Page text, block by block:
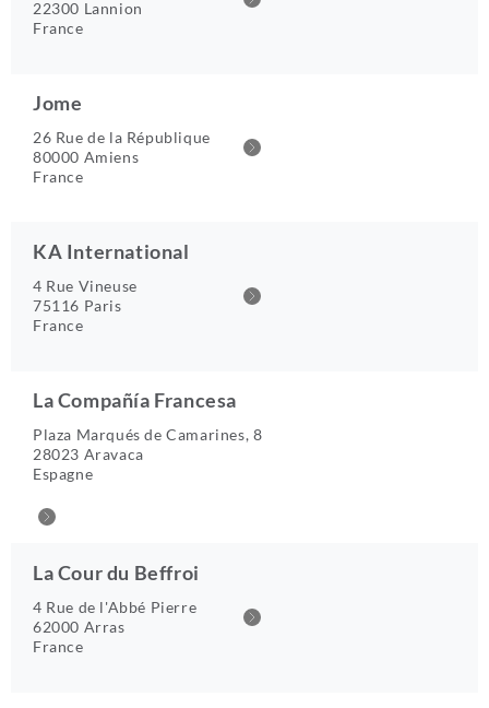
22300 Lannion
France
Jome
26 Rue de la République
80000 Amiens
France
KA International
4 Rue Vineuse
75116 Paris
France
La Compañía Francesa
Plaza Marqués de Camarines, 8
28023 Aravaca
Espagne
La Cour du Beffroi
4 Rue de l'Abbé Pierre
62000 Arras
France